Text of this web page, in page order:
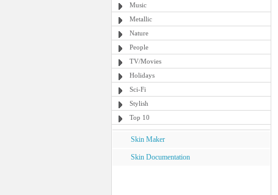
Music
Metallic
Nature
People
TV/Movies
Holidays
Sci-Fi
Stylish
Top 10
Skin Maker
Skin Documentation